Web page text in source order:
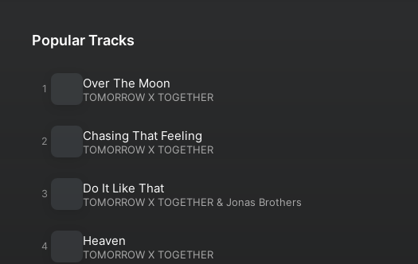
Popular Tracks
Over The Moon
TOMORROW X TOGETHER
Chasing That Feeling
TOMORROW X TOGETHER
Do It Like That
TOMORROW X TOGETHER & Jonas Brothers
Heaven
TOMORROW X TOGETHER